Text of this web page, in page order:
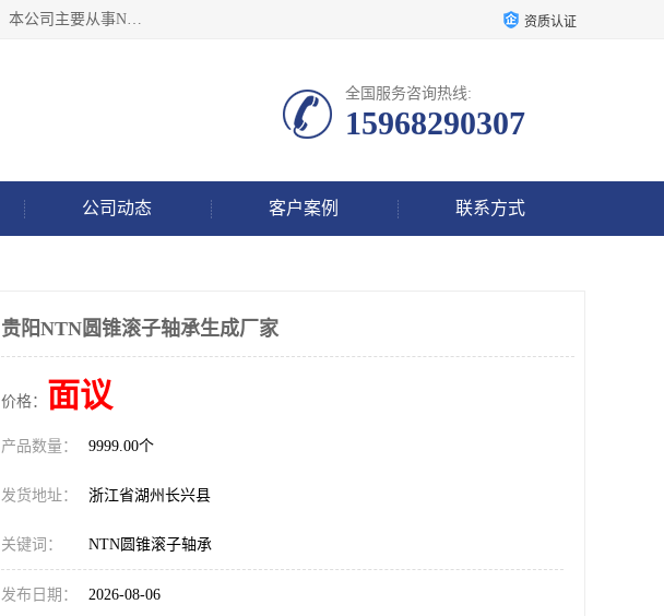
湖州恩斯凯工业技术有限公司位于湖州长兴，公司作为机械零部件以及多个品牌工业零配件专业集成供应商。本公司主要从事NSK进口轴承、SKF进口轴承、FAG进口轴承、NTN进口轴承、国产轴承：ZWZ、HRB、C&U轴承外球面轴承、导轨、丝杠、滑块、 润滑油、工业皮带及其他工业零部件的销售. 资质认证
全国服务咨询热线:
15968290307
公司动态 客户案例 联系方式
贵阳NTN圆锥滚子轴承生成厂家
价格： 面议
产品数量： 9999.00个
发货地址： 浙江省湖州长兴县
关键词： NTN圆锥滚子轴承
发布日期： 2026-08-06